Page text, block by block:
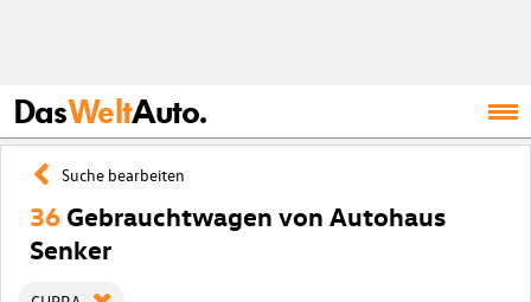
DasWeltAuto.
Suche bearbeiten
36 Gebrauchtwagen von Autohaus
Senker